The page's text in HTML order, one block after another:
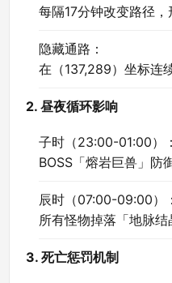
每隔17分钟改变路径
隐藏通路：
在（137,289）坐标连
2. 昼夜循环影响
子时（23:00-01:00）：
BOSS「熔岩巨兽」防
辰时（07:00-09:00）：
所有怪物掉落「地脉
3. 死亡惩罚机制